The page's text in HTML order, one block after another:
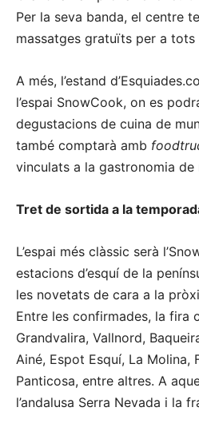
Per la seva banda, el centre
massatges gratuïts per a tots
A més, l’estand
l’espai SnowCook, on es
degustacions de cuina de
també comptarà amb
vinculats a la gastronomia de
Tret de sortida a la
L’espai més clàssic serà
estacions d’esquí de la
les novetats de cara a la
Entre les confirmades, la fira
Grandvalira, Vallnord,
Ainé, Espot Esquí, La Molina,
Panticosa, entre altres. A
l’andalusa Serra Nevada i la